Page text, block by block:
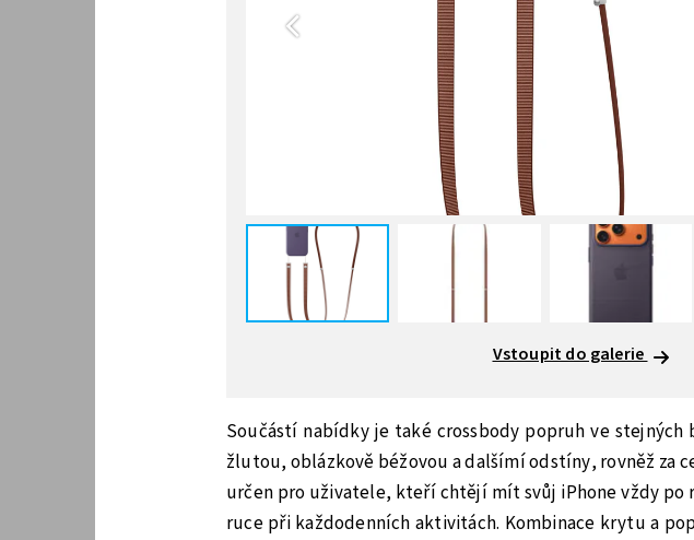
Vstoupit do galerie
Součástí nabídky je také crossbody popruh ve stejných
žlutou, oblázkově béžovou a dalšímí odstíny, rovněž za
určen pro uživatele, kteří chtějí mít svůj iPhone vždy po
ruce při každodenních aktivitách. Kombinace krytu a